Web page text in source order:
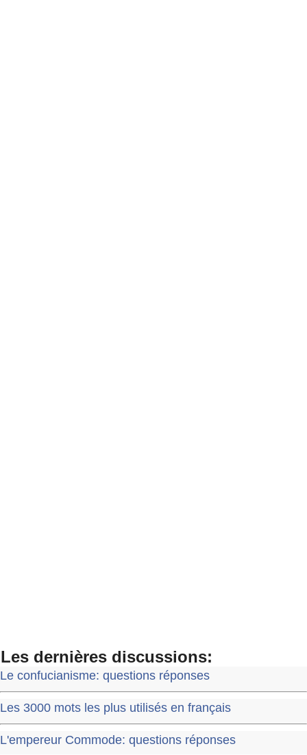
Les dernières discussions:
Le confucianisme: questions réponses
Les 3000 mots les plus utilisés en français
L'empereur Commode: questions réponses